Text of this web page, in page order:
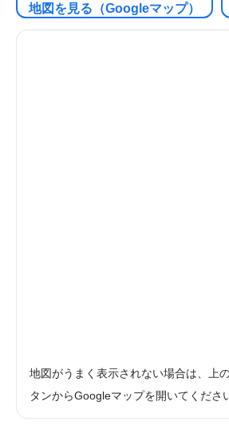
地図を見る（Googleマップ）
地図がうまく表示されない場合は、上
タンからGoogleマップを開いてくださ